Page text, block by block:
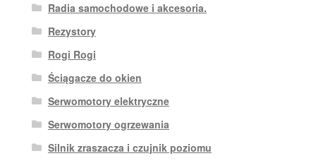
Radia samochodowe i akcesoria.
Rezystory
Rogi Rogi
Ściągacze do okien
Serwomotory elektryczne
Serwomotory ogrzewania
Silnik zraszacza i czujnik poziomu